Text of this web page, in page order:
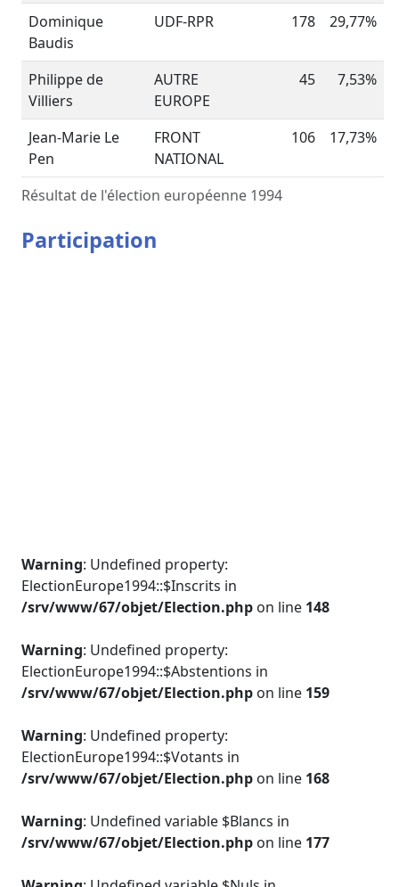
Résultat de l'élection européenne 1994
Dominique
Baudis
UDF-RPR 178 29,77%
Philippe de
Villiers
AUTRE
EUROPE
45 7,53%
Jean-Marie Le
Pen
FRONT
NATIONAL
106 17,73%
Participation
Warning: Undefined property:
ElectionEurope1994::$Inscrits in
/srv/www/67/objet/Election.php on line 148
Warning: Undefined property:
ElectionEurope1994::$Abstentions in
/srv/www/67/objet/Election.php on line 159
Warning: Undefined property:
ElectionEurope1994::$Votants in
/srv/www/67/objet/Election.php on line 168
Warning: Undefined variable $Blancs in
/srv/www/67/objet/Election.php on line 177